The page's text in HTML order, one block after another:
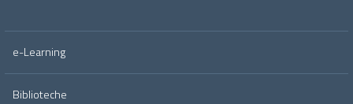
e-Learning
Biblioteche